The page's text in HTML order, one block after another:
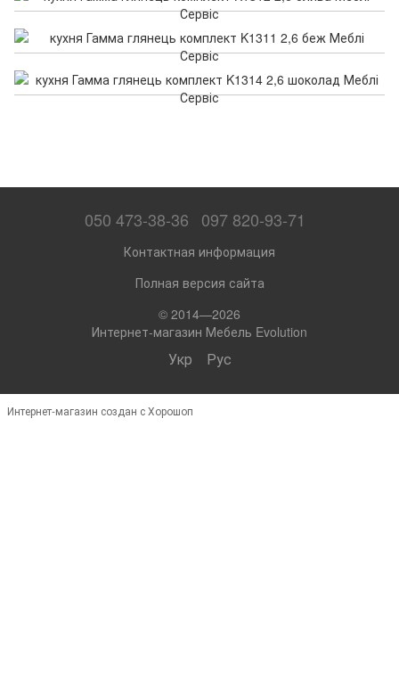
050 473-38-36 097 820-93-71
Контактная информация
Полная версия сайта
© 2014—2026
Интернет-магазин Мебель Evolution
Укр Рус
Интернет-магазин создан с Хорошоп